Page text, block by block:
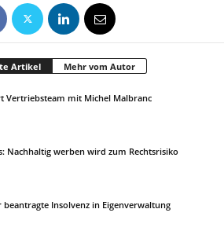
Artikel Mehr vom Autor
Vertriebsteam mit Michel Malbranc
Nachhaltig werben wird zum Rechtsrisiko
beantragte Insolvenz in Eigenverwaltung